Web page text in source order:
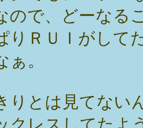
ので、どーなる
りＲＵＩがして
ぁ。
りとは見てない